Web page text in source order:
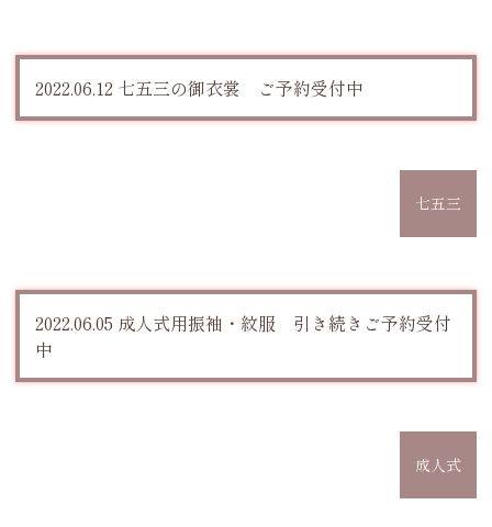
2022.06.12 七五三の御衣裳 ご予約受付中
七五三
2022.06.05 成人式用振袖・紋服 引き続きご予約受付
中
成人式